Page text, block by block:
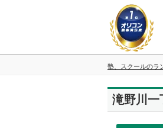
塾、スクールのラ
滝野川一